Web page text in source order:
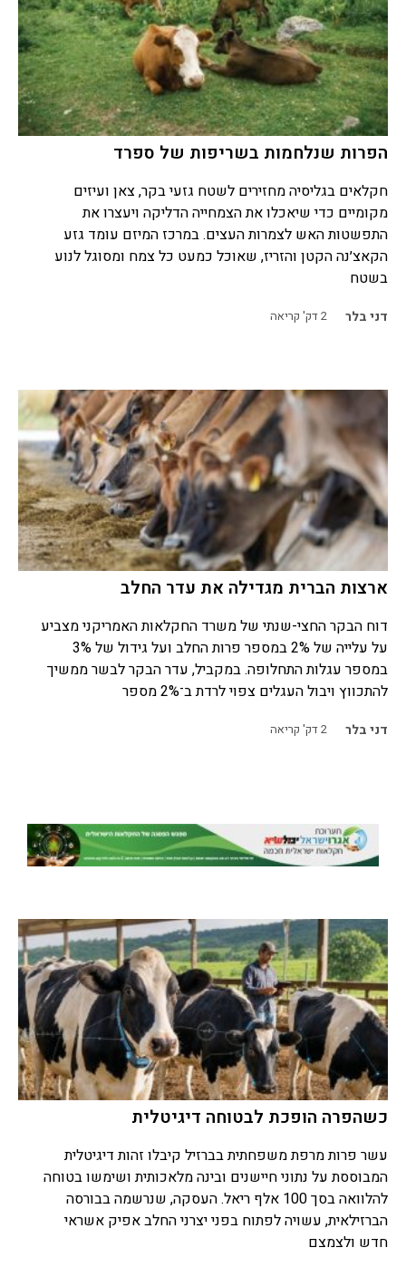
הפרות שנלחמות בשריפות של ספרד
חקלאים בגליסיה מחזירים לשטח גזעי בקר, צאן ועיזים
מקומיים כדי שיאכלו את הצמחייה הדליקה ויעצרו את
התפשטות האש לצמרות העצים. במרכז המיזם עומד גזע
הקאצ׳נה הקטן והזריז, שאוכל כמעט כל צמח ומסוגל לנוע
בשטח
דני בלר 2דק' קריאה
ארצות הברית מגדילה את עדר החלב
דוח הבקר החצי-שנתי של משרד החקלאות האמריקני מצביע
על עלייה של 2% במספר פרות החלב ועל גידול של 3%
במספר עגלות התחלופה. במקביל, עדר הבקר לבשר ממשיך
להתכווץ ויבול העגלים צפוי לרדת ב־2% מספר
דני בלר 2דק' קריאה
כשהפרה הופכת לבטוחה דיגיטלית
עשר פרות מרפת משפחתית בברזיל קיבלו זהות דיגיטלית
המבוססת על נתוני חיישנים ובינה מלאכותית ושימשו בטוחה
להלוואה בסך 100 אלף ריאל. העסקה, שנרשמה בבורסה
הברזילאית, עשויה לפתוח בפני יצרני החלב אפיק אשראי
חדש ולצמצם